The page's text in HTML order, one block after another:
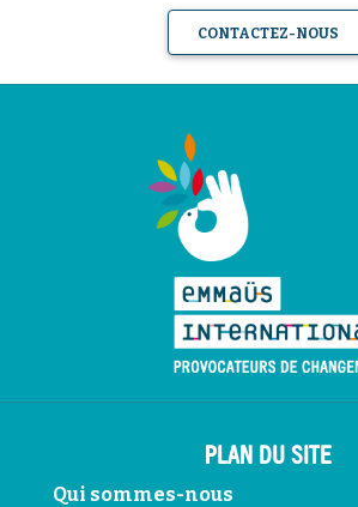
CONTACTEZ-NOUS
PLAN DU SITE
Qui sommes-nous